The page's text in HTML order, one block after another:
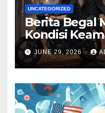
UNCATEGORIZED
Berita Begal
Kondisi
JUNE 29, 2026